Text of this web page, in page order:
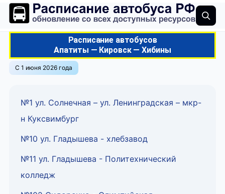
Расписание автобусов
Апатиты — Кировск — Хибины
С 1 июня 2026 года
№1 ул. Солнечная – ул. Ленинградская – мкр-
н Куксвимбург
№10 ул. Гладышева - хлебзавод
№11 ул. Гладышева - Политехнический
колледж